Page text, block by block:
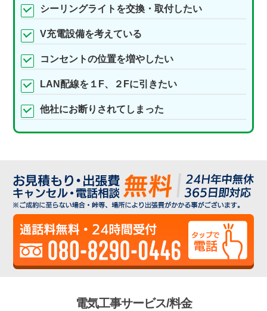
シーリングライトを交換・取付したい
V充電設備を考えている
コンセントの位置を増やしたい
LAN配線を１F、２Fに引きたい
他社にお断りされてしまった
電気工事サービス/料金